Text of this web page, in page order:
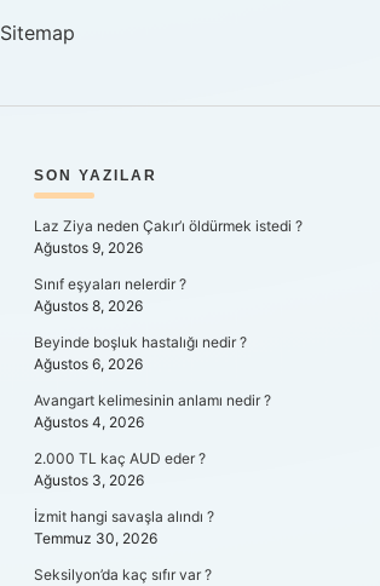
Sitemap
SIDEBAR
SON YAZILAR
Laz Ziya neden Çakır’ı öldürmek istedi ?
Ağustos 9, 2026
Sınıf eşyaları nelerdir ?
Ağustos 8, 2026
Beyinde boşluk hastalığı nedir ?
Ağustos 6, 2026
Avangart kelimesinin anlamı nedir ?
Ağustos 4, 2026
2.000 TL kaç AUD eder ?
Ağustos 3, 2026
İzmit hangi savaşla alındı ?
Temmuz 30, 2026
Seksilyon’da kaç sıfır var ?